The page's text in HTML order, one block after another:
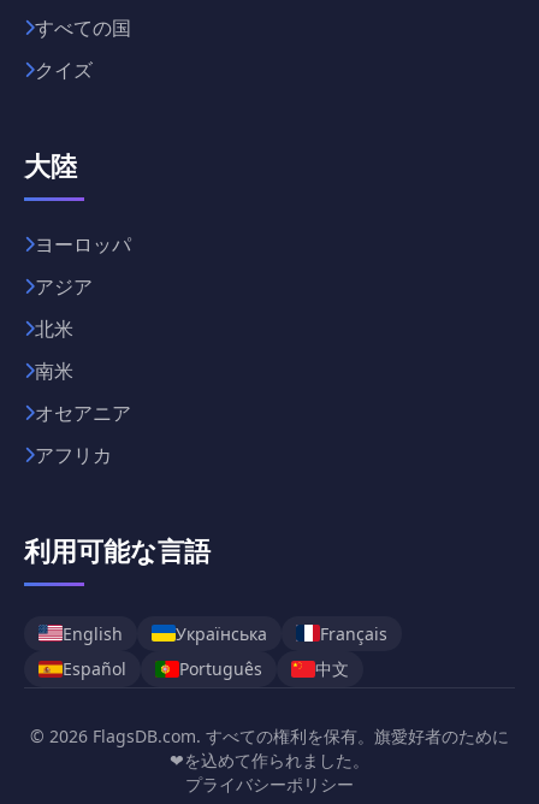
すべての国
クイズ
大陸
ヨーロッパ
アジア
北米
南米
オセアニア
アフリカ
利用可能な言語
English Українська
Français
Español
Português 中文
© 2026 FlagsDB.com. すべての権利を保有。旗愛好者のために
❤を込めて作られました。
プライバシーポリシー